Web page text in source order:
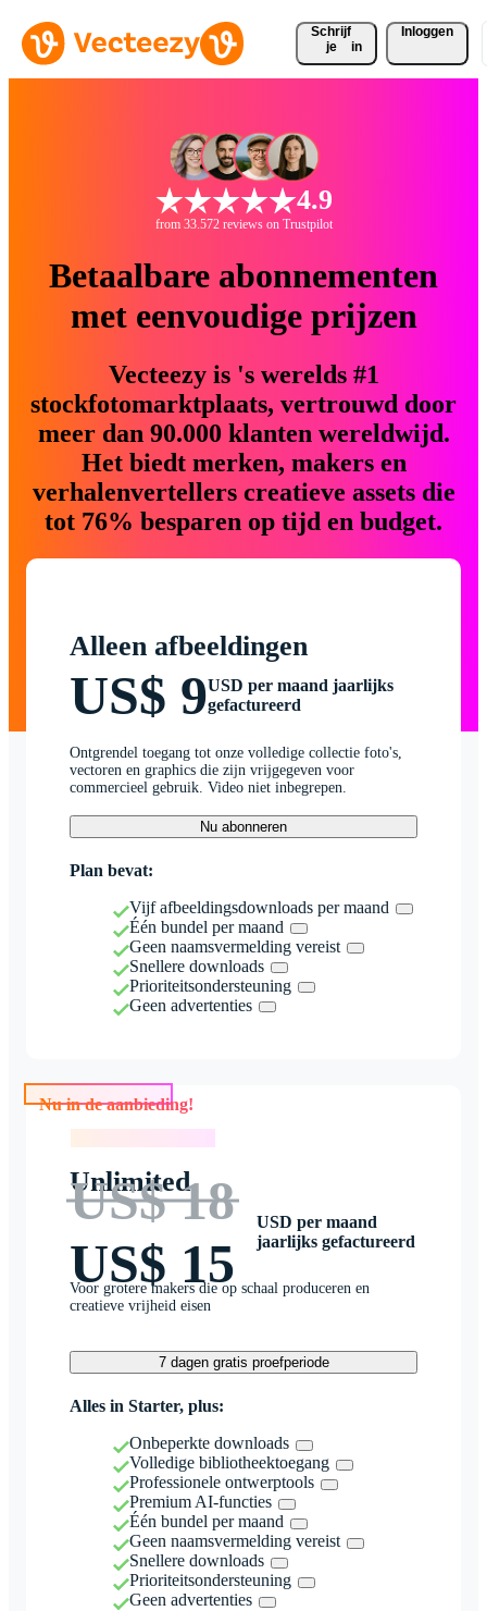
Schrijf
je
in
Inloggen
4.9
from 33.572 reviews on Trustpilot
Betaalbare abonnementen
met eenvoudige prijzen
Vecteezy is 's werelds #1
stockfotomarktplaats, vertrouwd door
meer dan 90.000 klanten wereldwijd.
Het biedt merken, makers en
verhalenvertellers creatieve assets die
tot 76% besparen op tijd en budget.
Alleen afbeeldingen
US$ 9USD per maand jaarlijks
gefactureerd
Ontgrendel toegang tot onze volledige collectie foto's,
vectoren en graphics die zijn vrijgegeven voor
commercieel gebruik. Video niet inbegrepen.
Nu abonneren
Plan bevat:
Vijf afbeeldingsdownloads per maand
Één bundel per maand
Geen naamsvermelding vereist
Snellere downloads
Prioriteitsondersteuning
Geen advertenties
Nu in de aanbieding!
Unlimited
US$ 18
US$ 15
USD per maand
jaarlijks gefactureerd
Voor grotere makers die op schaal produceren en
creatieve vrijheid eisen
7 dagen gratis proefperiode
Alles in Starter, plus:
Onbeperkte downloads
Volledige bibliotheektoegang
Professionele ontwerptools
Premium AI-functies
Één bundel per maand
Geen naamsvermelding vereist
Snellere downloads
Prioriteitsondersteuning
Geen advertenties